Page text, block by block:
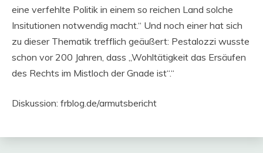
eine verfehlte Politik in einem so reichen Land solche
Insitutionen notwendig macht.“ Und noch einer hat sich
zu dieser Thematik trefflich geäußert: Pestalozzi wusste
schon vor 200 Jahren, dass „Wohltätigkeit das Ersäufen
des Rechts im Mistloch der Gnade ist“.“
Diskussion: frblog.de/armutsbericht